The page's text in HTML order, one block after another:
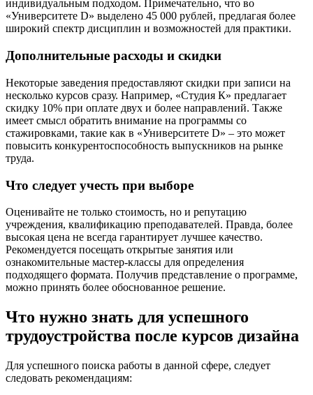
индивидуальным подходом. Примечательно, что во
«Университете D» выделено 45 000 рублей, предлагая более
широкий спектр дисциплин и возможностей для практики.
Дополнительные расходы и скидки
Некоторые заведения предоставляют скидки при записи на
несколько курсов сразу. Например, «Студия К» предлагает
скидку 10% при оплате двух и более направлений. Также
имеет смысл обратить внимание на программы со
стажировками, такие как в «Университете D» – это может
повысить конкурентоспособность выпускников на рынке
труда.
Что следует учесть при выборе
Оценивайте не только стоимость, но и репутацию
учреждения, квалификацию преподавателей. Правда, более
высокая цена не всегда гарантирует лучшее качество.
Рекомендуется посещать открытые занятия или
ознакомительные мастер-классы для определения
подходящего формата. Получив представление о программе,
можно принять более обоснованное решение.
Что нужно знать для успешного
трудоустройства после курсов дизайна
Для успешного поиска работы в данной сфере, следует
следовать рекомендациям: